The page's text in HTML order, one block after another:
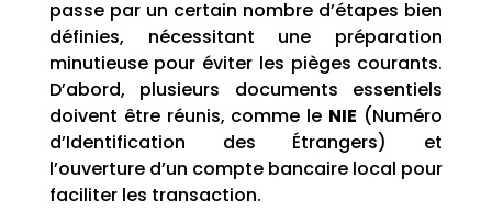
passe par un certain nombre d’étapes bien
définies, nécessitant une préparation
minutieuse pour éviter les pièges courants.
D’abord, plusieurs documents essentiels
doivent être réunis, comme le NIE (Numéro
d’Identification des Étrangers) et
l’ouverture d’un compte bancaire local pour
faciliter les transaction.